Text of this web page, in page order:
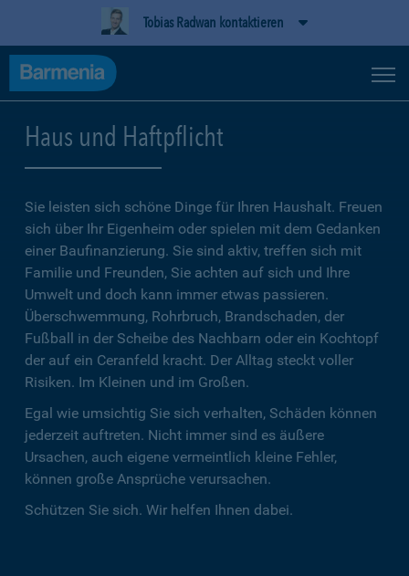
Tobias Radwan kontaktieren
Haus und Haftpflicht
Sie leisten sich schöne Dinge für Ihren Haushalt. Freuen
sich über Ihr Eigenheim oder spielen mit dem Gedanken
einer Baufinanzierung. Sie sind aktiv, treffen sich mit
Familie und Freunden, Sie achten auf sich und Ihre
Umwelt und doch kann immer etwas passieren.
Überschwemmung, Rohrbruch, Brandschaden, der
Fußball in der Scheibe des Nachbarn oder ein Kochtopf
der auf ein Ceranfeld kracht. Der Alltag steckt voller
Risiken. Im Kleinen und im Großen.
Egal wie umsichtig Sie sich verhalten, Schäden können
jederzeit auftreten. Nicht immer sind es äußere
Ursachen, auch eigene vermeintlich kleine Fehler,
können große Ansprüche verursachen.
Schützen Sie sich. Wir helfen Ihnen dabei.